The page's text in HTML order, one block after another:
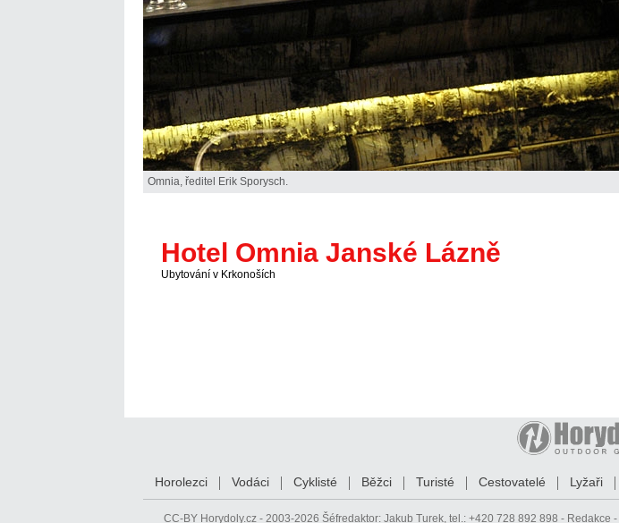
Omnia, ředitel Erik Sporysch.
Hotel Omnia Janské Lázně
Ubytování v Krkonoších
Horolezci Vodáci Cyklisté Běžci Turisté Cestovatelé Lyžaři
CC-BY Horydoly.cz - 2003-2026 Šéfredaktor: Jakub Turek, tel.: +420 728 892 898 - Redakce -